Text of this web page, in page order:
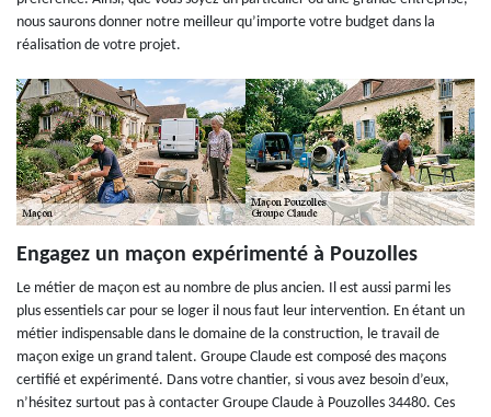
nous saurons donner notre meilleur qu’importe votre budget dans la
réalisation de votre projet.
Engagez un maçon expérimenté à Pouzolles
Le métier de maçon est au nombre de plus ancien. Il est aussi parmi les
plus essentiels car pour se loger il nous faut leur intervention. En étant un
métier indispensable dans le domaine de la construction, le travail de
maçon exige un grand talent. Groupe Claude est composé des maçons
certifié et expérimenté. Dans votre chantier, si vous avez besoin d’eux,
n’hésitez surtout pas à contacter Groupe Claude à Pouzolles 34480. Ces